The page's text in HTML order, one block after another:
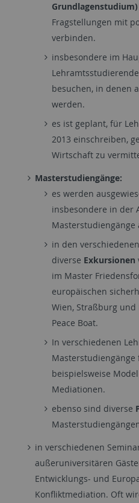
Grundlagenstudium)
Fragstellungen mit
verbinden.
insbesondere im
besuchen, in denen
werden.
es ist geplant, für
2013 einschreiben,
Wirtschaft zu
Masterstudiengänge:
es werden
insbesondere in der
Masterstudiengänge
in den
diverse Exkursionen
im Master
europäischen
Wien, Straßburg
Peace Boat.
In verschiedenen
beispielsweise
Mediationen.
ebenso sind diverse
in verschiedenen
außeruniversitären
Entwicklungs- und
Konfliktmediation. Oft